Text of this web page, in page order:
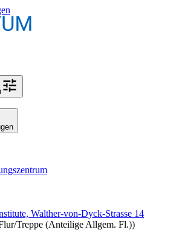
Walther-von-Dyck-Strasse 14
Treppe (Anteilige Allgem. Fl.))